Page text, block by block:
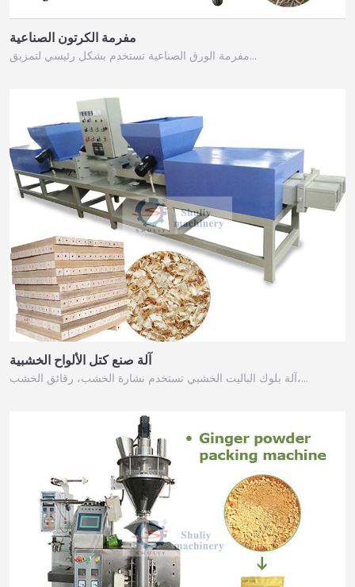
مفرمة الكرتون الصناعية
مفرمة الورق الصناعية تستخدم بشكل رئيسي لتمزيق…
آلة صنع كتل الألواح الخشبية
آلة بلوك الباليت الخشبي تستخدم نشارة الخشب، رقائق الخشب،…